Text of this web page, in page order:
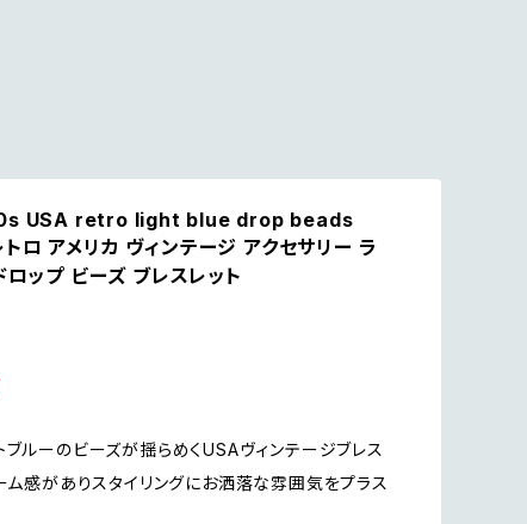
USA retro light blue drop beads
ロ アメリカ ヴィンテージ アクセサリー ラ
ロップ ビーズ ブレスレット
ブルーのビーズが揺らめくUSAヴィンテージブレス
ーム感がありスタイリングにお洒落な雰囲気をプラス